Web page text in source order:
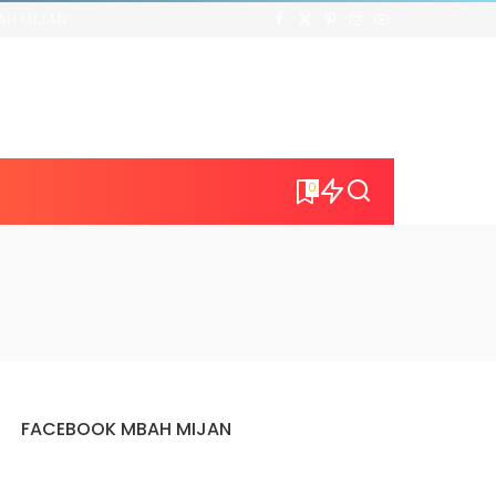
0
FACEBOOK MBAH MIJAN